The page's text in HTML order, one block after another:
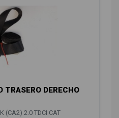
TRASERO DERECHO
(CA2) 2.0 TDCI CAT